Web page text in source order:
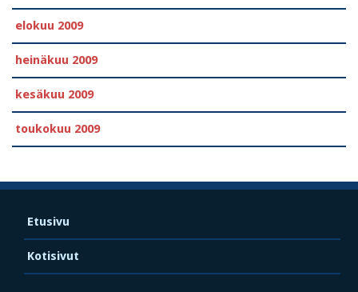
elokuu 2009
heinäkuu 2009
kesäkuu 2009
toukokuu 2009
Etusivu
Kotisivut